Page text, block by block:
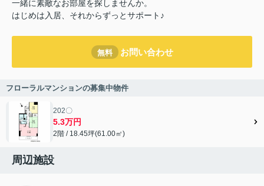
一緒に素敵なお部屋を探しませんか。
はじめは入居、それからずっとサポート♪
無料 お問い合わせ
フローラルマンションの募集中物件
202〇
5.3万円
2階 / 18.45坪(61.00㎡)
周辺施設